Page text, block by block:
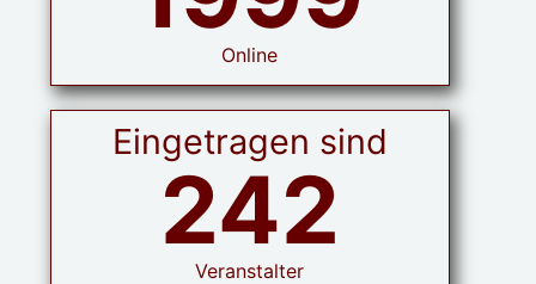
Online
Eingetragen sind
242
Veranstalter